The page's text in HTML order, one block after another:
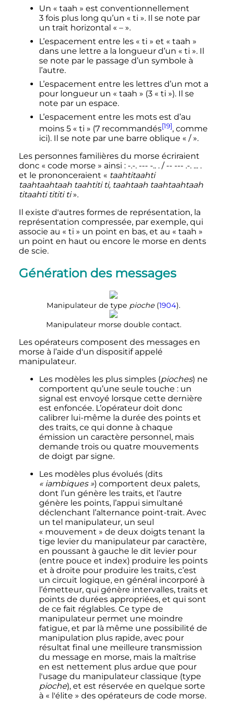
Un « taah » est conventionnellement
3 foisplus long qu’un « ti ». Il se note par
un trait horizontal « – ».
L’espacement entre les « ti » et « taah »
dans une lettre a la longueur d’un « ti ». Il
se note par le passage d’un symbole à
l’autre.
L’espacement entre les lettres d’un mot a
pour longueur un « taah » (3 « ti »). Il se
note par un espace.
L’espacement entre les mots est d’au
moins 5 « ti » (7 recommandés[19], comme
ici). Il se note par une barre oblique « / ».
Les personnes familières du morse écriraient
donc « code morse » ainsi : -.-. --- -.. . / -- --- .-. ... .
et le prononceraient « taahtitaahti
taahtaahtaah taahtiti ti, taahtaah taahtaahtaah
titaahti tititi ti ».
Il existe d'autres formes de représentation, la
représentation compressée, par exemple, qui
associe au « ti » un point en bas, et au « taah »
un point en haut ou encore le morse en dents
de scie.
Génération des messages
Manipulateur de type pioche (1904).
Manipulateur morse double contact.
Les opérateurs composent des messages en
morse à l’aide d'un dispositif appelé
manipulateur.
Les modèles les plus simples (pioches) ne
comportent qu’une seule touche : un
signal est envoyé lorsque cette dernière
est enfoncée. L’opérateur doit donc
calibrer lui-même la durée des points et
des traits, ce qui donne à chaque
émission un caractère personnel, mais
demande trois ou quatre mouvements
de doigt par signe.
Les modèles plus évolués (dits
« iambiques ») comportent deux palets,
dont l’un génère les traits, et l’autre
génère les points, l’appui simultané
déclenchant l’alternance point-trait. Avec
un tel manipulateur, un seul
« mouvement » de deux doigts tenant la
tige levier du manipulateur par caractère,
en poussant à gauche le dit levier pour
(entre pouce et index) produire les points
et à droite pour produire les traits, c’est
un circuit logique, en général incorporé à
l’émetteur, qui génère intervalles, traits et
points de durées appropriées, et qui sont
de ce fait réglables. Ce type de
manipulateur permet une moindre
fatigue, et par là même une possibilité de
manipulation plus rapide, avec pour
résultat final une meilleure transmission
du message en morse, mais la maîtrise
en est nettement plus ardue que pour
l'usage du manipulateur classique (type
pioche), et est réservée en quelque sorte
à « l'élite » des opérateurs de code morse.